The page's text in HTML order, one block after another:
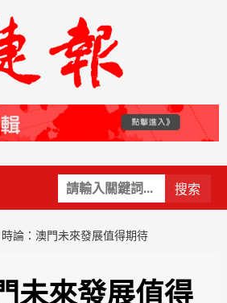
關
鍵
Primary
Menu
時論：澳門未來發展值得期待
未來發展值得